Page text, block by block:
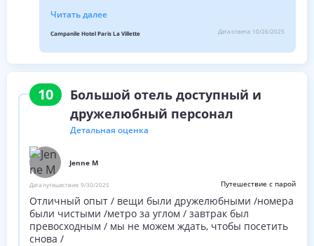
service. We are a motivated team who look for your
satisfaction. We hope you will choose our Campanile back in
Paris. Best regards, The gerenal manager
Читать далее
Campanile Hotel Paris La Villette Дата ответа: 10/26/2025
10
Большой отель доступный и
дружелюбный персонал
Детальная оценка
Jenne M
Дата путешествия:9/30/2025 Путешествие с парой
Отличный опыт / вещи были дружелюбными /номера
были чистыми /метро за углом / завтрак был
превосходным / мы не можем ждать, чтобы посетить
снова /